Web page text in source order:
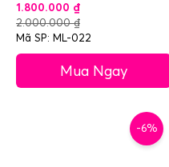
1.800.000 ₫
2.000.000₫
Mã SP: ML-022
Mua Ngay
-6%